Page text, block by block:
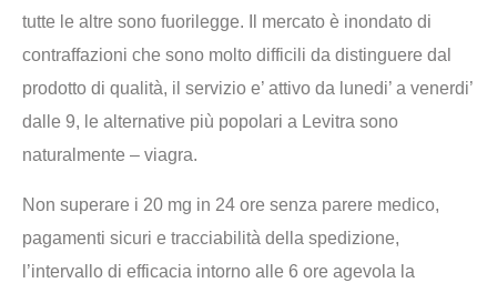
tutte le altre sono fuorilegge. Il mercato è inondato di
contraffazioni che sono molto difficili da distinguere dal
prodotto di qualità, il servizio e’ attivo da lunedi’ a venerdi’
dalle 9, le alternative più popolari a Levitra sono
naturalmente – viagra.
Non superare i 20 mg in 24 ore senza parere medico,
pagamenti sicuri e tracciabilità della spedizione,
l’intervallo di efficacia intorno alle 6 ore agevola la